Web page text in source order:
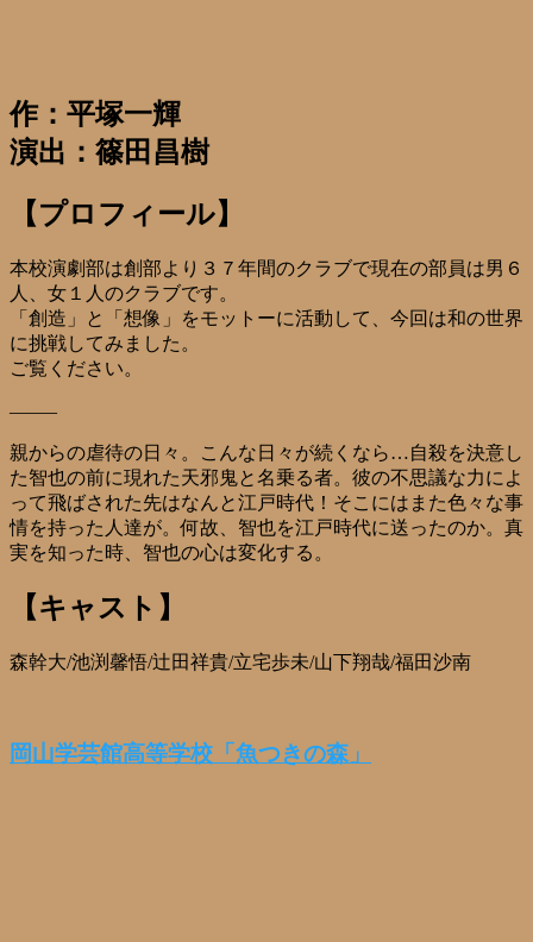
作：平塚一輝
演出：篠田昌樹
【プロフィール】
本校演劇部は創部より３７年間のクラブで現在の部員は男６
人、女１人のクラブです。
「創造」と「想像」をモットーに活動して、今回は和の世界
に挑戦してみました。
ご覧ください。
——–
親からの虐待の日々。こんな日々が続くなら…自殺を決意し
た智也の前に現れた天邪鬼と名乗る者。彼の不思議な力によ
って飛ばされた先はなんと江戸時代！そこにはまた色々な事
情を持った人達が。何故、智也を江戸時代に送ったのか。真
実を知った時、智也の心は変化する。
【キャスト】
森幹大/池渕馨悟/辻田祥貴/立宅歩未/山下翔哉/福田沙南
岡山学芸館高等学校「魚つきの森」